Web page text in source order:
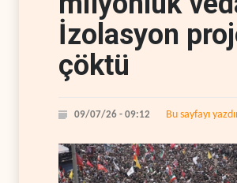
İzolasyon
çöktü
09/07/26 - 09:12 Bu sayfayı